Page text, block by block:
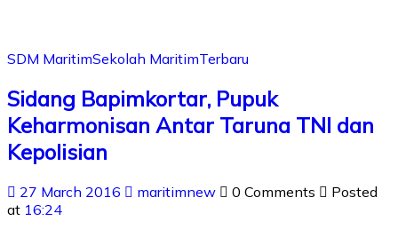
SDM MaritimSekolah MaritimTerbaru
Sidang Bapimkortar, Pupuk
Keharmonisan Antar Taruna TNI dan
Kepolisian
27 March 2016 maritimnew 0 Comments
Posted
at 16:24